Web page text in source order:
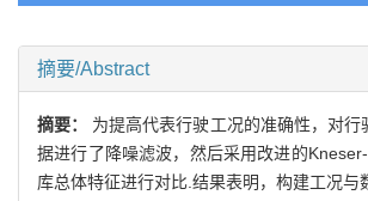
摘要/Abstract
摘要： 为提高代表行驶工况的准确性，对
据进行了降噪滤波，然后采用改进的
库总体特征进行对比.结果表明，构建工况